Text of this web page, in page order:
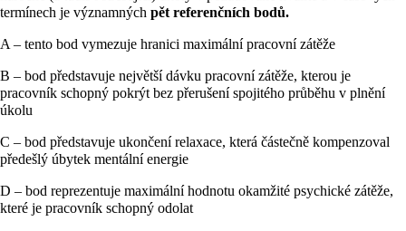
termínech je významných pět referenčních bodů.
A – tento bod vymezuje hranici maximální pracovní zátěže
B – bod představuje největší dávku pracovní zátěže, kterou je
pracovník schopný pokrýt bez přerušení spojitého průběhu v plnění
úkolu
C – bod představuje ukončení relaxace, která částečně kompenzoval
předešlý úbytek mentální energie
D – bod reprezentuje maximální hodnotu okamžité psychické zátěže,
které je pracovník schopný odolat